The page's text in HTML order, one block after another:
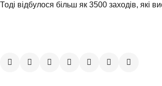
Тоді відбулося більш як 3500 заходів, які